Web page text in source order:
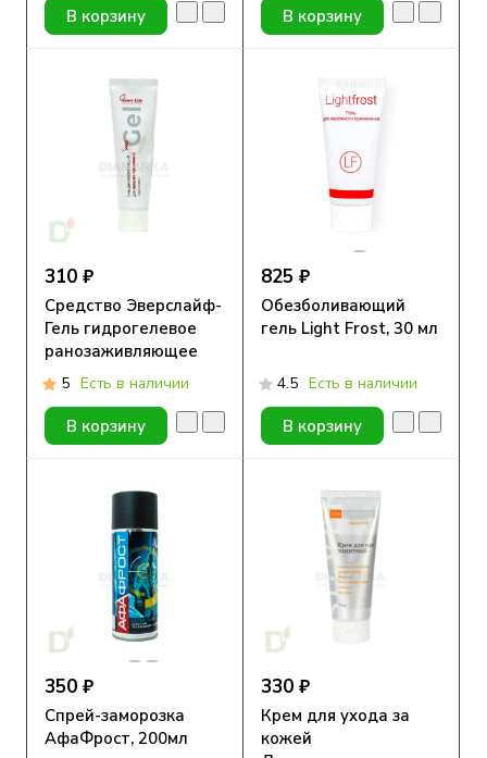
В корзину В корзину
310 ₽
Средство Эверслайф-
Гель гидрогелевое
ранозаживляющее
противопролежневое
50гр
5 Есть в наличии
В корзину
825 ₽
Обезболивающий
гель Light Frost, 30 мл
4.5 Есть в наличии
В корзину
350 ₽
Спрей-заморозка
АфаФрост, 200мл
330 ₽
Крем для ухода за
кожей